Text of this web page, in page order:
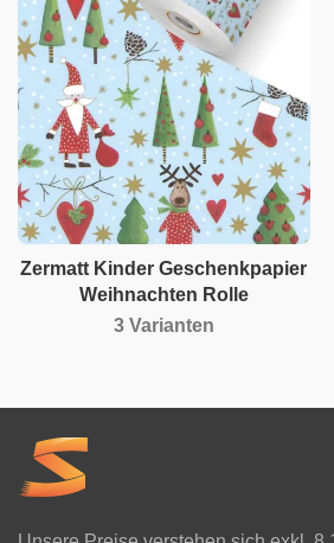
Zermatt Kinder Geschenkpapier
Weihnachten Rolle
3 Varianten